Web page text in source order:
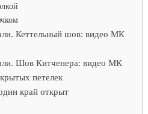
Кеттельный шов: видео МК
Шов Китченера: видео МК
петелек
край открыт